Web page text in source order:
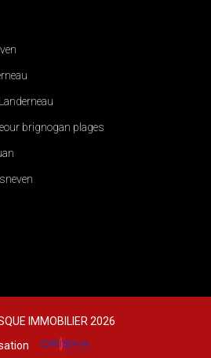
brignogan plages
IMMOBILIER 2026